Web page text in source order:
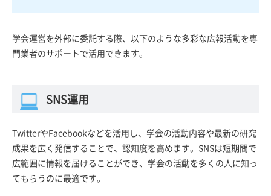
学会運営を外部に委託する際、以下のような多彩な広報活動を専
門業者のサポートで活用できます。
SNS運用
TwitterやFacebookなどを活用し、学会の活動内容や最新の研究
成果を広く発信することで、認知度を高めます。SNSは短期間で
広範囲に情報を届けることができ、学会の活動を多くの人に知っ
てもらうのに最適です。